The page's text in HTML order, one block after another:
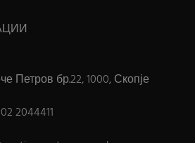
Петров бр.22, 1000, Скопје
2044411